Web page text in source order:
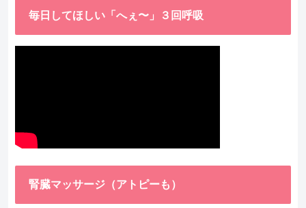
毎日してほしい「へぇ〜」３回呼吸
腎臓マッサージ（アトピーも）